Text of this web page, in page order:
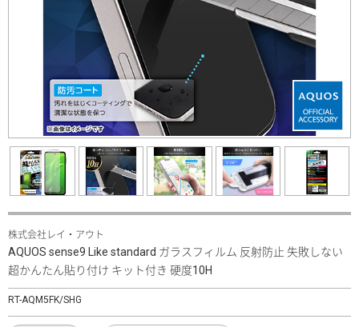
株式会社レイ・アウト
AQUOS sense9 Like standard ガラスフィルム 反射防止 失敗しない
超かんたん貼り付け キット付き 硬度10H
RT-AQM5FK/SHG